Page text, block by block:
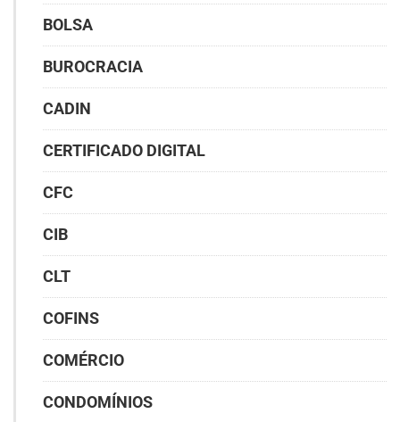
BOLSA
BUROCRACIA
CADIN
CERTIFICADO DIGITAL
CFC
CIB
CLT
COFINS
COMÉRCIO
CONDOMÍNIOS